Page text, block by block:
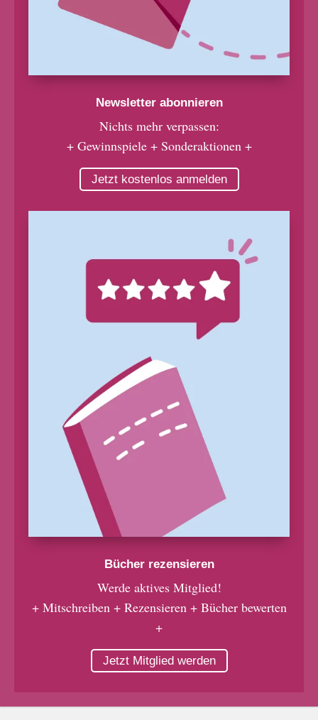
Newsletter abonnieren
Nichts mehr verpassen:
+ Gewinnspiele + Sonderaktionen +
Jetzt kostenlos anmelden
Bücher rezensieren
Werde aktives Mitglied!
+ Mitschreiben + Rezensieren + Bücher bewerten
+
Jetzt Mitglied werden